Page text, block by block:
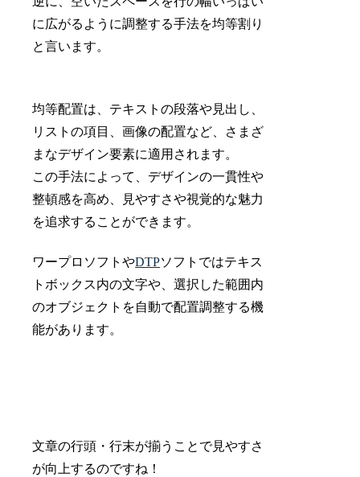
に広がるように調整する手法を均等割り
と言います。
均等配置は、テキストの段落や見出し、
リストの項目、画像の配置など、さまざ
まなデザイン要素に適用されます。
この手法によって、デザインの一貫性や
整頓感を高め、見やすさや視覚的な魅力
を追求することができます。
ワープロソフトやDTPソフトではテキス
トボックス内の文字や、選択した範囲内
のオブジェクトを自動で配置調整する機
能があります。
文章の行頭・行末が揃うことで見やすさ
が向上するのですね！